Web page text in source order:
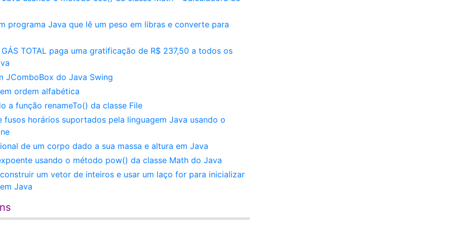
programa Java que lê um peso em libras e converte para
TOTAL paga uma gratificação de R$ 237,50 a todos os
JComboBox do Java Swing
ordem alfabética
a função renameTo() da classe File
horários suportados pela linguagem Java usando o
de um corpo dado a sua massa e altura em Java
usando o método pow() da classe Math do Java
um vetor de inteiros e usar um laço for para inicializar
Java